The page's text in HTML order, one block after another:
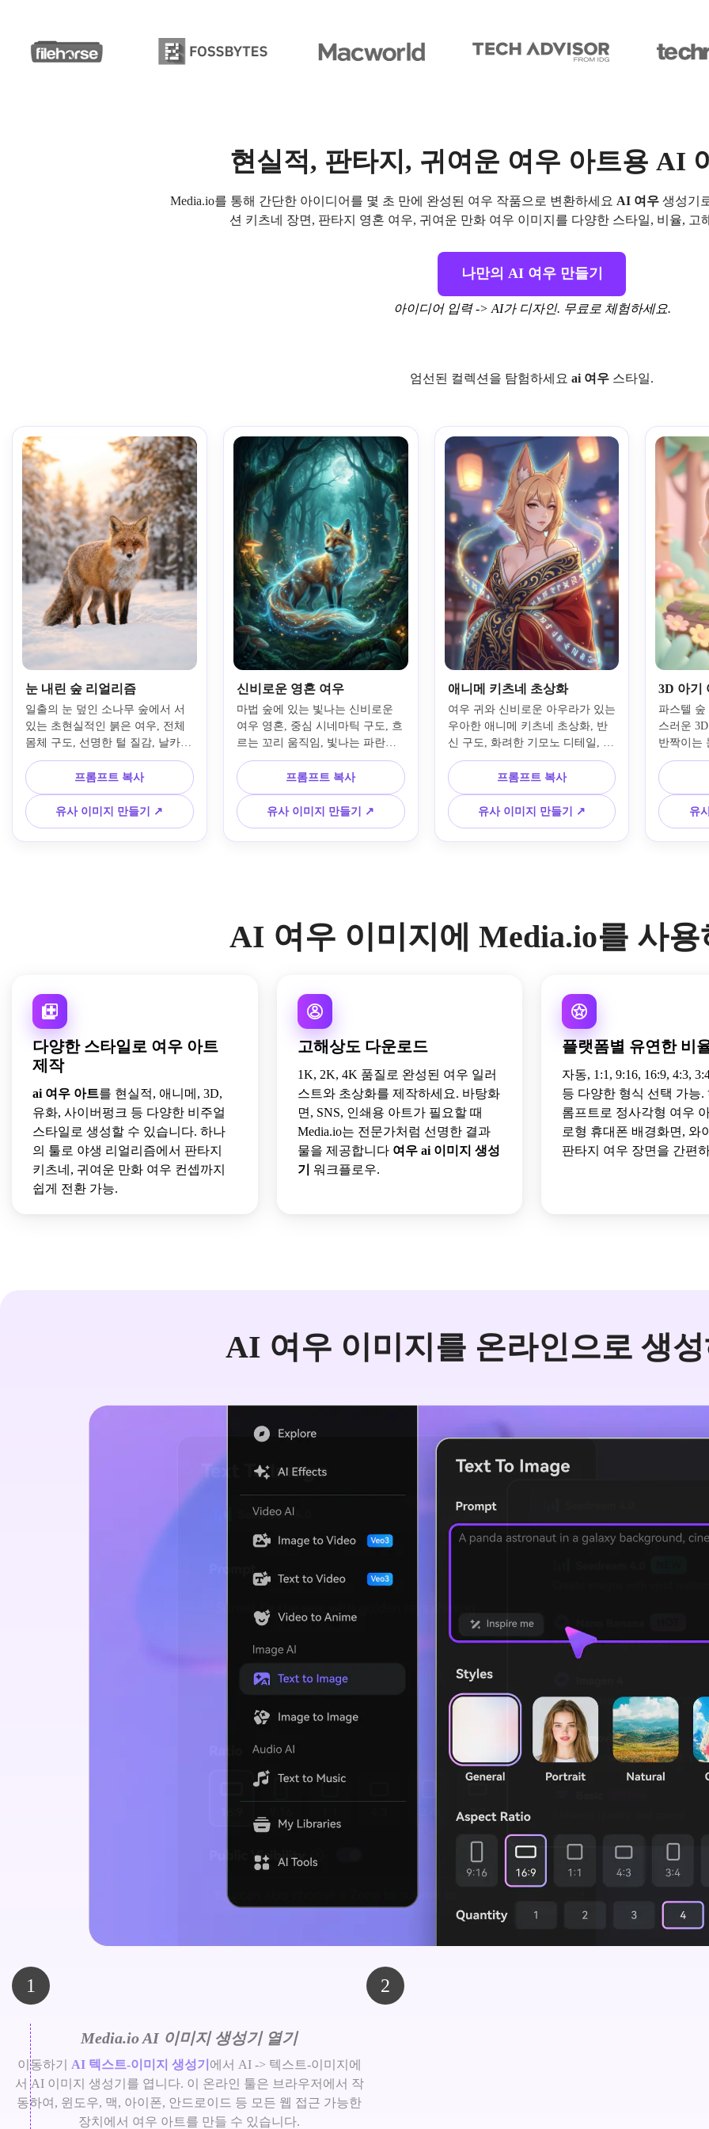
현실적, 판타지, 귀여운 여우 아트용 AI
Media.io를 통해 간단한 아이디어를 몇 초 만에 완성된 여우 작품으로 변환하세요 AI 여우 생성기
션 키츠네 장면, 판타지 영혼 여우, 귀여운 만화 여우 이미지를 다양한 스타일, 비율, 고
나만의 AI 여우 만들기
아이디어 입력 -> AI가 디자인. 무료로 체험하세요.
엄선된 컬렉션을 탐험하세요 ai 여우 스타일.
눈 내린 숲 리얼리즘
일출의 눈 덮인 소나무 숲에서 서
있는 초현실적인 붉은 여우, 전체
몸체 구도, 선명한 털 질감, 날카로
운 호박색 눈, 눈 위의 부드러운 금
빛 조명, 자연스러운 숲 배경 흐림,
차분한 겨울 분위기, 깨끗한 흰색
과 따뜻한 오렌지 색상, 영화 같은
야생동물 사진, 4K 디테일.
프롬프트 복사
유사 이미지 만들기 ↗
신비로운 영혼 여우
마법 숲에 있는 빛나는 신비로운
여우 영혼, 중심 시네마틱 구도, 흐
르는 꼬리 움직임, 빛나는 파란색
과 금색 입자, 천상의 안개, 달빛이
비치는 나무, 마법 같은 분위기, 부
드러운 털 하이라이트, 판타지 일
러스트 스타일, 깊은 청록과 호박
색 조합, 매우 디테일하고 극적인
조명, 프리미엄 컨셉 아트 품질.
프롬프트 복사
유사 이미지 만들기 ↗
애니메 키츠네 초상화
여우 귀와 신비로운 아우라가 있는
우아한 애니메 키츠네 초상화, 반
신 구도, 화려한 기모노 디테일, 배
경에 빛나는 등불, 부드러운 램프
조명, 꿈 같은 일본 판타지 분위기,
매끈한 셀 셰이딩, 풍부한 빨강, 금
색, 짙은 파랑 팔레트, 깨끗한 선
화, 매우 디테일한 캐릭터 그림.
프롬프트 복사
유사 이미지 만들기 ↗
3D 아기
파스텔 숲
스러운
반짝이는
여운 특
러운 스튜
가족 친
연한 오렌
이션 영
한 깊이감
유
AI 여우 이미지에 Media.io를 사용
다양한 스타일로 여우 아트
제작
ai 여우 아트를 현실적, 애니메, 3D,
유화, 사이버펑크 등 다양한 비주얼
스타일로 생성할 수 있습니다. 하나
의 툴로 야생 리얼리즘에서 판타지
키츠네, 귀여운 만화 여우 컨셉까지
쉽게 전환 가능.
고해상도 다운로드
1K, 2K, 4K 품질로 완성된 여우 일러
스트와 초상화를 제작하세요. 바탕화
면, SNS, 인쇄용 아트가 필요할 때
Media.io는 전문가처럼 선명한 결과
물을 제공합니다 여우 ai 이미지 생성
기 워크플로우.
플랫폼별 유연한 비
자동, 1:1, 9:16, 16:9, 4:3,
등 다양한 형식 선택 가능.
롬프트로 정사각형 여우
로형 휴대폰 배경화면, 와
판타지 여우 장면을 간편
AI 여우 이미지를 온라인으로 생
1 2
Media.io AI 이미지 생성기 열기
이동하기 AI 텍스트-이미지 생성기 에서 AI -> 텍스트-이미지에
서 AI 이미지 생성기를 엽니다. 이 온라인 툴은 브라우저에서 작
동하여, 윈도우, 맥, 아이폰, 안드로이드 등 모든 웹 접근 가능한
장치에서 여우 아트를 만들 수 있습니다.